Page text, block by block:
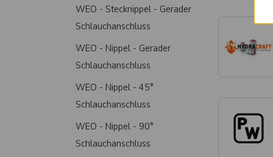
WEO - Stecknippel - Gerader
Schlauchanschluss
WEO - Nippel - Gerader
Schlauchanschluss
WEO - Nippel - 45°
Schlauchanschluss
WEO - Nippel - 90°
Schlauchanschluss